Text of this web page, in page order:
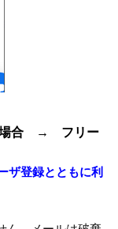
場合 → フリー
ザ登録とともに利